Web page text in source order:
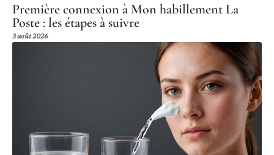
Première connexion à Mon habillement La
Poste : les étapes à suivre
3 août 2026